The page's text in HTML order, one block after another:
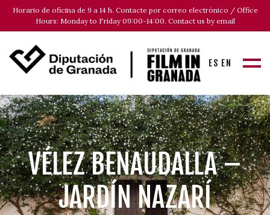
Horario de oficina de 9 a 14 h. Contacte por correo electrónico / Office
Hours: Monday to Friday 09:00-14:00. Contact us by email
ES EN
VÉLEZ BENAUDALLA –
JARDÍN NAZARÍ